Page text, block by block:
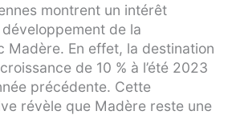
montrent un intérêt
de la
Madère. En effet, la destination
de 10 % à l’été 2023
précédente. Cette
révèle que Madère reste une